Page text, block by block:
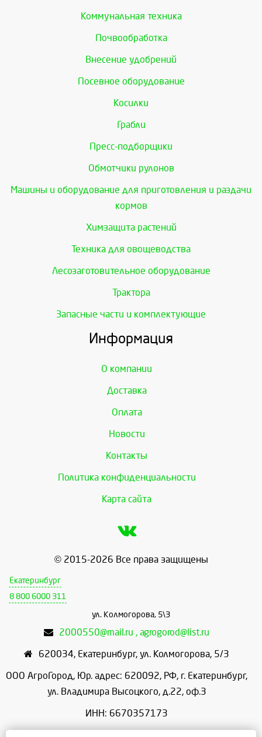
Коммунальная техника
Почвообработка
Внесение удобрений
Посевное оборудование
Косилки
Грабли
Пресс-подборщики
Обмотчики рулонов
Машины и оборудование для приготовления и раздачи
кормов
Химзащита растений
Техника для овощеводства
Лесозаготовительное оборудование
Трактора
Запасные части и комплектующие
Информация
О компании
Доставка
Оплата
Новости
Контакты
Политика конфиденциальности
Карта сайта
© 2015-2026 Все права защищены
Екатеринбург
8 800 6000 311
ул. Колмогорова, 5\3
2000550@mail.ru , agrogorod@list.ru
620034, Екатеринбург, ул. Колмогорова, 5/3
ООО АгроГород, Юр. адрес: 620092, РФ, г. Екатеринбург,
ул. Владимира Высоцкого, д.22, оф.3
ИНН: 6670357173